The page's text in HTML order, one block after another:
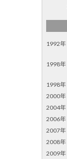
1992年
1998年
1998年
2000年
2004年
2006年
2007年
2008年
2009年